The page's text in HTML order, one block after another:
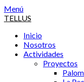
Saltar
al
Menú
TELLUS
Inicio
Nosotros
Actividades
Proyectos